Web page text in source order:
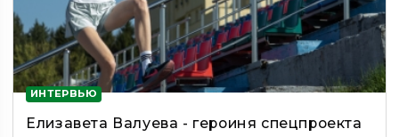
ИНТЕРВЬЮ
Елизавета Валуева - героиня спецпроекта